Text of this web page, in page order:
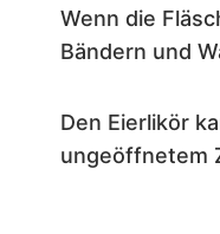
Wenn die
Bändern und
Den Eierlikör
ungeöffnetem